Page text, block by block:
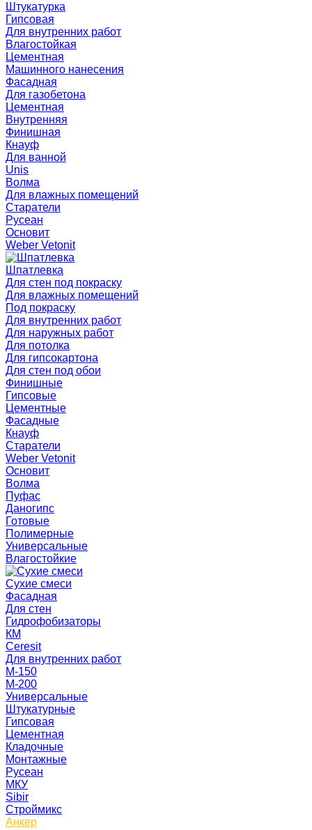
Штукатурка
Гипсовая
Для внутренних работ
Влагостойкая
Цементная
Машинного нанесения
Фасадная
Для газобетона
Цементная
Внутренняя
Финишная
Кнауф
Для ванной
Unis
Волма
Для влажных помещений
Старатели
Русеан
Основит
Weber Vetonit
Шпатлевка
Для стен под покраску
Для влажных помещений
Под покраску
Для внутренних работ
Для наружных работ
Для потолка
Для гипсокартона
Для стен под обои
Финишные
Гипсовые
Цементные
Фасадные
Кнауф
Старатели
Weber Vetonit
Основит
Волма
Пуфас
Даногипс
Готовые
Полимерные
Универсальные
Влагостойкие
Сухие смеси
Фасадная
Для стен
Гидрофобизаторы
КМ
Ceresit
Для внутренних работ
М-150
М-200
Универсальные
Штукатурные
Гипсовая
Цементная
Кладочные
Монтажные
Русеан
МКУ
Sibir
Строймикс
Анкер